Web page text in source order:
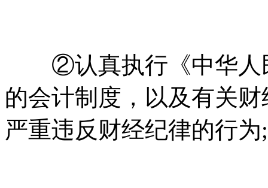
②认真执行《中华人
的会计制度，以及有关
严重违反财经纪律的行为;